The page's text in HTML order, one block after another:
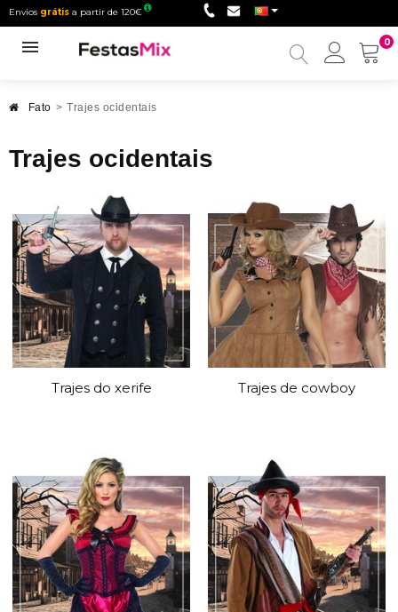
Envios grátis a partir de 120€
0
Minha
Fato > Trajes ocidentais
Trajes ocidentais
Trajes do xerife Trajes de cowboy